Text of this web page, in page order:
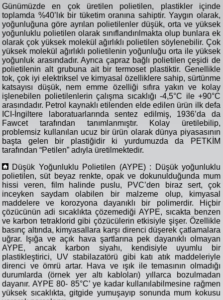
Günümüzde en çok üretilen polietilen, plastikler içinde
toplamda %40’lık bir tüketim oranına sahiptir. Yaygın olarak,
yoğunluğuna göre ayrılan polietilenler düşük, orta ve yüksek
yoğunluklu polietilen olarak sınıflandırılmakta olup bunlara ek
olarak çok yüksek molekül ağırlıklı polietilen söylenebilir. Çok
yüksek molekül ağırlıklı polietilenin yoğunluğu orta ile yüksek
yoğunluk arasındadır. Ayrıca çapraz bağlı polietilen çeşidi de
polietilenin alt grubuna ait bir termoset plastiktir. Genellikle
tok, çok iyi elektriksel ve kimyasal özelliklere sahip, sürtünme
katsayısı düşük, nem emme özelliği sıfıra yakın ve kolay
işlenebilen polietilenlerin çalışma sıcaklığı -4,5°C ile +90°C
arasındadır. Petrol kaynaklı etilenden elde edilen ürün ilk defa
ICI-İngiltere laboratuarlarında sentez edilmiş, 1936’da da
Fawcet tarafından tanımlanmıştır. Kolay üretilebilip,
problemsiz kullanılan ucuz bir ürün olarak dünya piyasasının
başta gelen bir plastiğidir ki yurdumuzda da PETKİM
tarafından “Petilen” adıyla üretilmektedir.
Düşük Yoğunluklu Polietilen (AYPE) : Düşük yoğunluklu
polietilen, süt beyaz renkte, opak ve dokunulduğunda mum
hissi veren, film halinde puslu, PVC’den biraz sert, çok
inceyken saydam olabilen bir malzeme olup, kimyasal
maddelere ve korozyona dayanıklı bir polimerdir. Hiçbir
çözücünün adi sıcaklıkta çözemediği AYPE, sıcakta benzen
ve karbon tetraklorid gibi çözücülerin etkisiyle şişer. Özellikle
basınç altında, kimyasallara karşı direnci düşerek çatlamalara
uğrar. Işığa ve açık hava şartlarına pek dayanıklı olmayan
AYPE, ancak karbon siyahı, kendisiyle uyumlu bir
plastikleştirici, UV stabilazatörü gibi katı atık maddeleriyle
direnci ve ömrü artar. Hava ve ışık ile temasının olmadığı
durumlarda (örnek yer altı kabloları) yıllarca bozulmadan
dayanır. AYPE 80- 85°C’ ye kadar kullanılabilmesine rağmen
yüksek sıcaklıkta, gitgide yumuşayıp sonunda mum kokusu